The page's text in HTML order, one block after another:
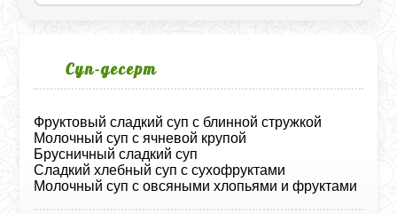
Суп‑десерт
Фруктовый сладкий суп с блинной стружкой
Молочный суп с ячневой крупой
Брусничный сладкий суп
Сладкий хлебный суп с сухофруктами
Молочный суп с овсяными хлопьями и фруктами